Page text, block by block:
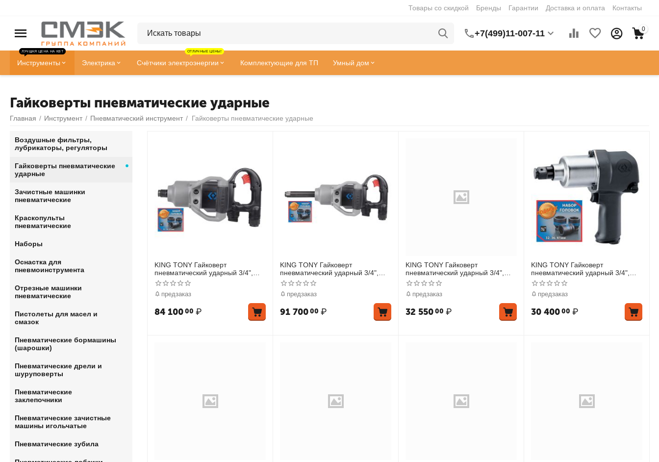
Товары со скидкой Бренды Гарантии Доставка и оплата Контакты
+7(499)11-007-11 0
Инструменты
ЛУЧШАЯ ЦЕНА НА КВТ
Электрика Счётчики электроэнергии
ОТЛИЧНЫЕ ЦЕНЫ!
Комплектующие для ТП Умный дом
Гайковерты пневматические ударные
Главная / Инструмент / Пневматический инструмент / Гайковерты пневматические ударные
KING TONY Гайковерт
пневматический ударный 3/4",
2170 Нм, в комплекте 3 торцевые
головки
предзаказ
84 10000 ₽
KING TONY Гайковерт
пневматический ударный 3/4",
2170 Нм, удлиненный, в
комплекте 3 торцевые головки
предзаказ
91 70000 ₽
KING TONY Гайковерт
пневматический ударный 3/4",
949 Нм
предзаказ
32 55000 ₽
KING TONY Гайковерт
пневматический ударный 3/4",
949 Нм, в комплекте 3 торцевые
головки
предзаказ
30 40000 ₽
Воздушные фильтры,
лубрикаторы, регуляторы
Гайковерты пневматические
ударные
Зачистные машинки
пневматические
Краскопульты
пневматические
Наборы
Оснастка для
пневмоинструмента
Отрезные машинки
пневматические
Пистолеты для масел и
смазок
Пневматические бормашины
(шарошки)
Пневматические дрели и
шуруповерты
Пневматические
заклепочники
Пневматические зачистные
машины игольчатые
Пневматические зубила